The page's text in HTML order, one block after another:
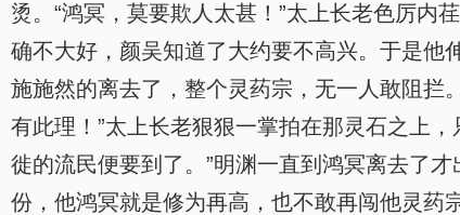
烫。“鸿冥，莫要欺人太甚！”太上长老色厉内
确不大好，颜吴知道了大约要不高兴。于是他
施施然的离去了，整个灵药宗，无一人敢阻拦
有此理！”太上长老狠狠一掌拍在那灵石之上
徙的流民便要到了。”明渊一直到鸿冥离去了
份，他鸿冥就是修为再高，也不敢再闯他灵药